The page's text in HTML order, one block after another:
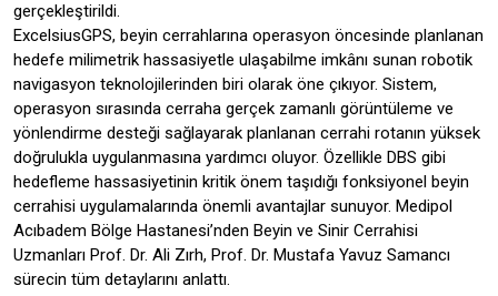
gerçekleştirildi.
ExcelsiusGPS, beyin cerrahlarına operasyon öncesinde planlanan
hedefe milimetrik hassasiyetle ulaşabilme imkânı sunan robotik
navigasyon teknolojilerinden biri olarak öne çıkıyor. Sistem,
operasyon sırasında cerraha gerçek zamanlı görüntüleme ve
yönlendirme desteği sağlayarak planlanan cerrahi rotanın yüksek
doğrulukla uygulanmasına yardımcı oluyor. Özellikle DBS gibi
hedefleme hassasiyetinin kritik önem taşıdığı fonksiyonel beyin
cerrahisi uygulamalarında önemli avantajlar sunuyor. Medipol
Acıbadem Bölge Hastanesi’nden Beyin ve Sinir Cerrahisi
Uzmanları Prof. Dr. Ali Zırh, Prof. Dr. Mustafa Yavuz Samancı
sürecin tüm detaylarını anlattı.